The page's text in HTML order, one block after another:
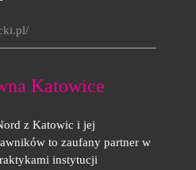
Katowice
z Katowic i jej
to zaufany partner w
instytucji